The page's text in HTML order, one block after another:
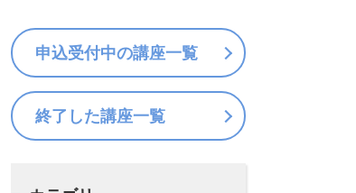
申込受付中の講座一覧
終了した講座一覧